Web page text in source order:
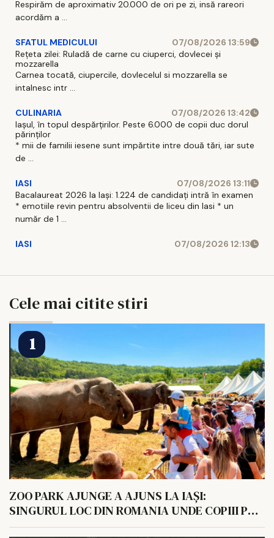
Respirăm de aproximativ 20.000 de ori pe zi, insă rareori
acordăm a ...
SFATUL MEDICULUI
07/08/2026 13:59
Rețeta zilei: Ruladă de carne cu ciuperci, dovlecei și
mozzarella
Carnea tocată, ciupercile, dovlecelul si mozzarella se
intalnesc intr ...
CULINARIA
07/08/2026 13:42
Iașul, în topul despărțirilor. Peste 6.000 de copii duc dorul
părinților
* mii de familii iesene sunt impărtite intre două tări, iar sute
de ...
IASI
07/08/2026 13:11
Bacalaureat 2026 la Iași: 1.224 de candidați intră în examen
* emotiile revin pentru absolventii de liceu din Iasi * un
număr de 1 ...
IASI 07/08/2026 12:13
Cele mai citite stiri
ZOO PARK AJUNGE A AJUNS LA IAȘI:
SINGURUL LOC DIN ROMANIA UNDE COPIII POT
HRANI UN ELEFANT